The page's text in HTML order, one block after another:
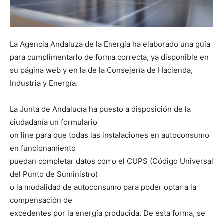
La Agencia Andaluza de la Energía ha elaborado una guía
para cumplimentarlo de forma correcta, ya disponible en
su página web y en la de la Consejería de Hacienda,
Industria y Energía.
La Junta de Andalucía ha puesto a disposición de la
ciudadanía un formulario
on line para que todas las instalaciones en autoconsumo
en funcionamiento
puedan completar datos como el CUPS (Código Universal
del Punto de Suministro)
o la modalidad de autoconsumo para poder optar a la
compensación de
excedentes por la energía producida. De esta forma, se